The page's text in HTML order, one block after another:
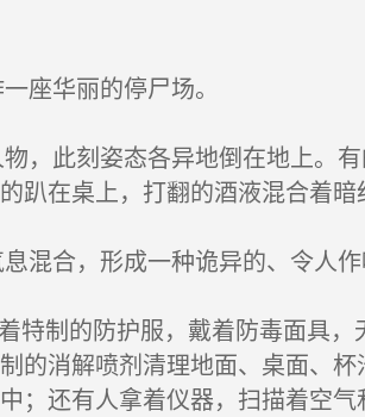
座华丽的停尸场。
此刻姿态各异地倒在地上。有
趴在桌上，打翻的酒液混合着暗
合，形成一种诡异的、令人作
特制的防护服，戴着防毒面具
的消解喷剂清理地面、桌面、
；还有人拿着仪器，扫描着空